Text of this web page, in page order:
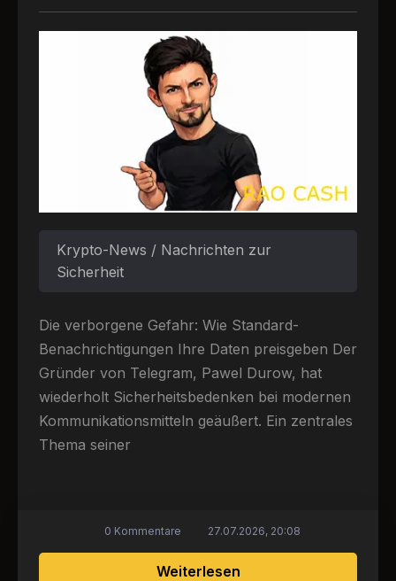
Krypto-News / Nachrichten zur
Sicherheit
Die verborgene Gefahr: Wie Standard-
Benachrichtigungen Ihre Daten preisgeben Der
Gründer von Telegram, Pawel Durow, hat
wiederholt Sicherheitsbedenken bei modernen
Kommunikationsmitteln geäußert. Ein zentrales
Thema seiner
Weiterlesenüber Krise der
0 Kommentare 27.07.2026, 20:08